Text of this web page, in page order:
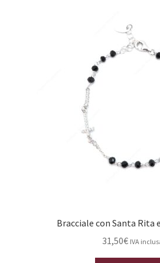
Bracciale con Santa Rita
31,50€ IVA